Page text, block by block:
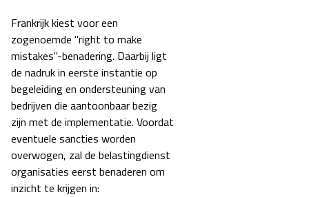
Frankrijk kiest voor een
zogenoemde "right to make
mistakes"-benadering. Daarbij ligt
de nadruk in eerste instantie op
begeleiding en ondersteuning van
bedrijven die aantoonbaar bezig
zijn met de implementatie. Voordat
eventuele sancties worden
overwogen, zal de belastingdienst
organisaties eerst benaderen om
inzicht te krijgen in: